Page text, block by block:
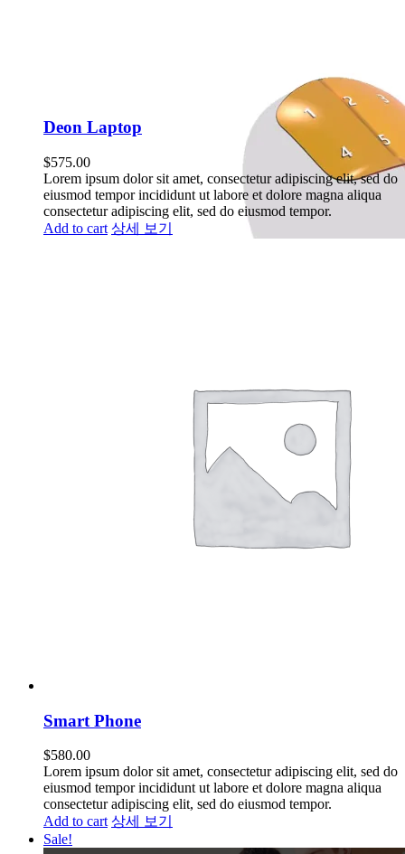
Deon Laptop
$575.00
Lorem ipsum dolor sit amet, consectetur adipiscing elit, sed do
eiusmod tempor incididunt ut labore et dolore magna aliqua
consectetur adipiscing elit, sed do eiusmod tempor.
Add to cart 상세 보기
Smart Phone
$580.00
Lorem ipsum dolor sit amet, consectetur adipiscing elit, sed do
eiusmod tempor incididunt ut labore et dolore magna aliqua
consectetur adipiscing elit, sed do eiusmod tempor.
Add to cart 상세 보기
Sale!